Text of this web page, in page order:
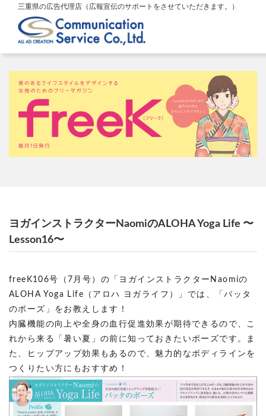
三重県の広告代理店（広報宣伝のサポートをさせていただきます。）
ヨガインストラクターNaomiのALOHA Yoga Life 〜
Lesson16〜
freeK106号（7月号）の「ヨガインストラクターNaomiの
ALOHA Yoga Life（アロハ ヨガライフ）」では、「バッタ
のポーズ」をお教えします！
内臓機能の向上や全身の血行促進効果が期待できるので、こ
れから来る「暑い夏」の前に知っておきたいポーズです。ま
た、ヒップアップ効果もあるので、魅力的なボディラインを
つくりたい方にもおすすめ！